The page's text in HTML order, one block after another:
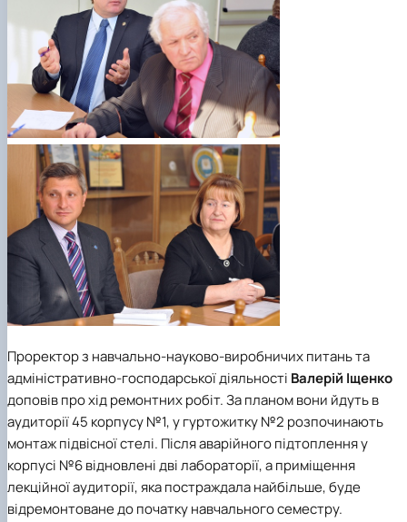
Проректор з навчально-науково-виробничих питань та
адміністративно-господарської діяльності Валерій Іщенко
доповів про хід ремонтних робіт. За планом вони йдуть в
аудиторії 45 корпусу №1, у гуртожитку №2 розпочинають
монтаж підвісної стелі. Після аварійного підтоплення у
корпусі №6 відновлені дві лабораторії, а приміщення
лекційної аудиторії, яка постраждала найбільше, буде
відремонтоване до початку навчального семестру.